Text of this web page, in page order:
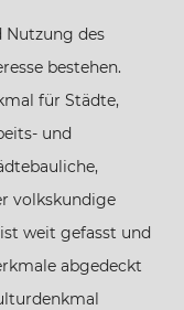
Nutzung des
bestehen.
für Städte,
und
volkskundige
weit gefasst und
abgedeckt